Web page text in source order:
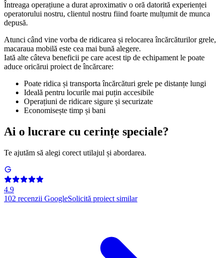
Întreaga operațiune a durat aproximativ o oră datorită experienței
operatorului nostru, clientul nostru fiind foarte mulțumit de munca
depusă.
Atunci când vine vorba de ridicarea și relocarea încărcăturilor grele,
macaraua mobilă este cea mai bună alegere.
Iată alte câteva beneficii pe care acest tip de echipament le poate
aduce oricărui proiect de încărcare:
Poate ridica și transporta încărcături grele pe distanțe lungi
Ideală pentru locurile mai puțin accesibile
Operațiuni de ridicare sigure și securizate
Economisește timp și bani
Ai o lucrare cu cerințe speciale?
Te ajutăm să alegi corect utilajul și abordarea.
4.9
102 recenzii GoogleSolicită proiect similar